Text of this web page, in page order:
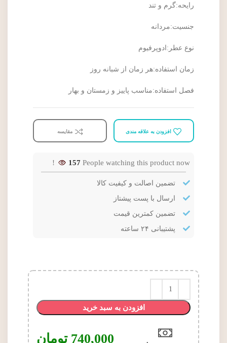
رایحه:گرم و تند
جنسیت:مردانه
نوع عطر:ادوپرفیوم
زمان استفاده:هر زمان از شبانه روز
فصل استفاده:مناسب پاییز و زمستان و بهار
افزودن به علاقه مندی مقایسه
157 People watching this product now!
تضمین اصالت و کیفیت کالا
ارسال با پست پیشتاز
تضمین کمترین قیمت
پشتیبانی ۲۴ ساعته
افزودن به سبد خرید
740,000 تومان